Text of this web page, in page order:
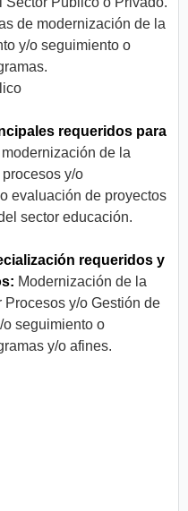
de modernización de la
y/o seguimiento o
requeridos para
de la
y/o
evaluación de proyectos
sector educación.
requeridos y
Modernización de la
y/o Gestión de
o seguimiento o
y/o afines.